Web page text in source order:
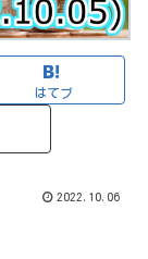
はてブ
2022.10.06